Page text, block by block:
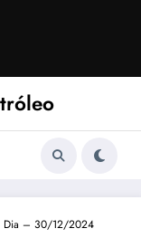
Dia – 30/12/2024